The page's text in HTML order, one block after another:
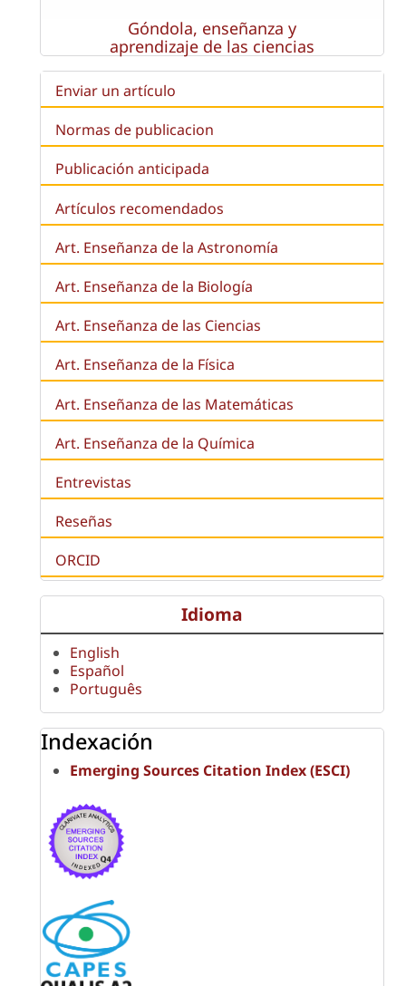
Góndola, enseñanza y
aprendizaje de las ciencias
Enviar un artículo
Normas de publicacion
Publicación anticipada
Artículos recomendados
Art. Enseñanza de la Astronomía
Art. Enseñanza de la Biología
Art. Enseñanza de las Ciencias
Art. Enseñanza de la Física
Art. Enseñanza de las Matemáticas
Art. Enseñanza de la Química
Entrevistas
Reseñas
ORCID
Idioma
English
Español
Português
Indexación
Emerging Sources Citation Index (ESCI)